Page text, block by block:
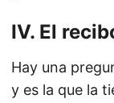
IV. El
Hay una
y es la que la